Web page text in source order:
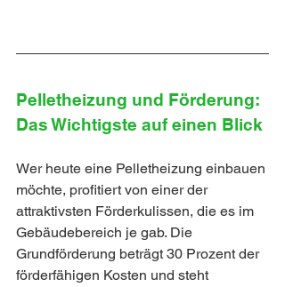
Pelletheizung und Förderung:
Das Wichtigste auf einen Blick
Wer heute eine Pelletheizung einbauen
möchte, profitiert von einer der
attraktivsten Förderkulissen, die es im
Gebäudebereich je gab. Die
Grundförderung beträgt 30 Prozent der
förderfähigen Kosten und steht